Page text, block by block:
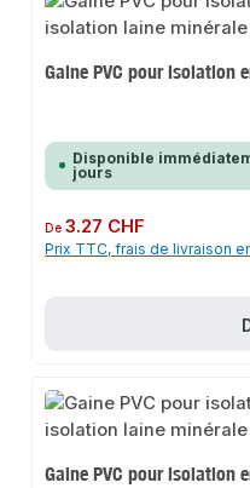
Gaine PVC pour isolation
Disponible
jours
Prix régulier :
De3.27 CHF
Prix TTC, frais de livraison
Gaine PVC pour isolation